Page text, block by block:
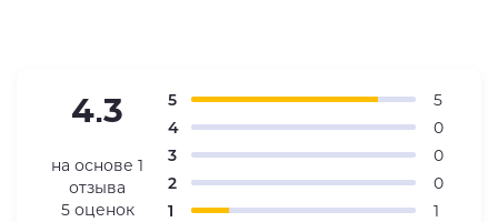
4.3
на основе 1
отзыва
5 оценок
5
5
4
0
3
0
2
0
1
1